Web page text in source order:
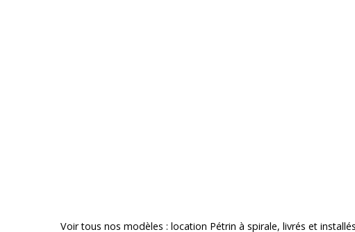
Voir tous nos modèles : location Pétrin à spirale, livrés et